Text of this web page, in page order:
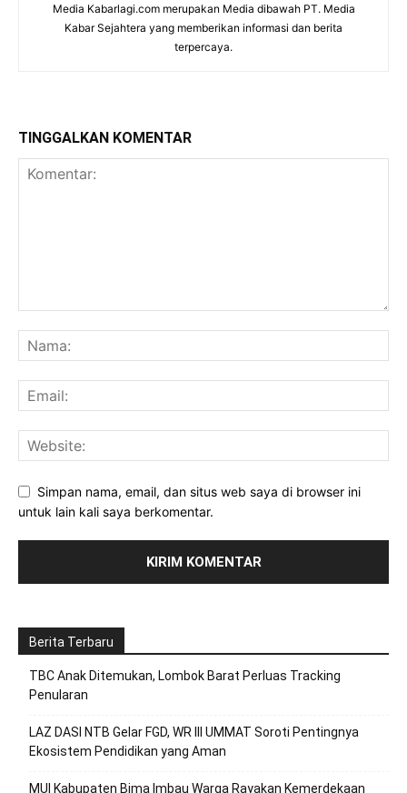
Media Kabarlagi.com merupakan Media dibawah PT. Media
Kabar Sejahtera yang memberikan informasi dan berita
terpercaya.
TINGGALKAN KOMENTAR
Simpan nama, email, dan situs web saya di browser ini
untuk lain kali saya berkomentar.
Berita Terbaru
TBC Anak Ditemukan, Lombok Barat Perluas Tracking
Penularan
LAZ DASI NTB Gelar FGD, WR III UMMAT Soroti Pentingnya
Ekosistem Pendidikan yang Aman
MUI Kabupaten Bima Imbau Warga Rayakan Kemerdekaan